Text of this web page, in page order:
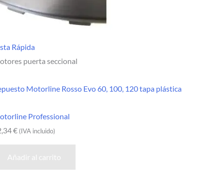
Rápida
puerta seccional
Motorline Rosso Evo 60, 100, 120 tapa plástica
Professional
€ (IVA incluido)
Añadir al carrito